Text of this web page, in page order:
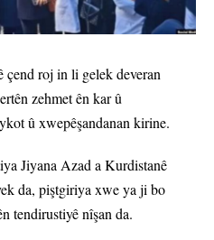
roj in li gelek deveran
zehmet ên kar û
û xwepêşandanan kirine.
Jiyana Azad a Kurdistanê
da, piştgiriya xwe ya ji bo
tendirustiyê nîşan da.